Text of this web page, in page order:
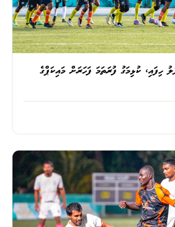
ކުޅިމަގު ފުރަތަމަ ފަހަރަށް މައިކަޕްގެ